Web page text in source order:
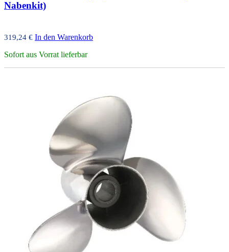
Nabenkit)
319,24 € In den Warenkorb
Sofort aus Vorrat lieferbar